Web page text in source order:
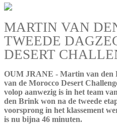
MARTIN VAN
TWEEDE
DESERT
OUM JRANE - Martin van den
van de Morocco Desert
volop aanwezig is in het team
den Brink won na de tweede
voorsprong in het klassement
is nu bijna 46 minuten.